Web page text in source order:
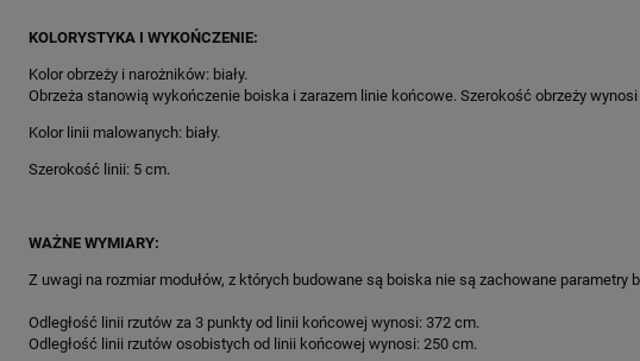
23M2/409X561CM SZARO-
KOSZYKÓWKI SPEEDSPORT HEXA
POWER PRO
78M2/865X896CM CZERWONO-
SPEEDSPORT HEXA POWER PRO
KOLORYSTYKA I WYKOŃCZENIE:
Kolor obrzeży i narożników: biały.
Obrzeża stanowią wykończenie boiska i zarazem linie końcowe. Szerokość obrzeży wynosi
Kolor linii malowanych: biały.
Szerokość linii: 5 cm.
WAŻNE WYMIARY:
Z uwagi na rozmiar modułów, z których budowane są boiska nie są zachowane parametry
Odległość linii rzutów za 3 punkty od linii końcowej wynosi: 372 cm.
Odległość linii rzutów osobistych od linii końcowej wynosi: 250 cm.